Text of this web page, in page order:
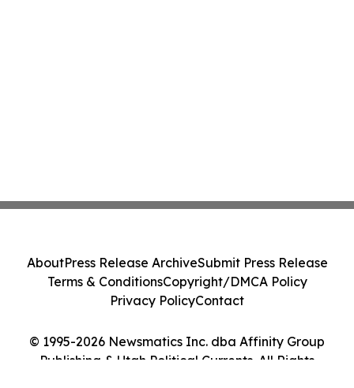
© 1995-2026 Newsmatics Inc. dba Affinity Group
Publishing & Utah Political Currents. All Rights
AboutPress Release ArchiveSubmit Press Release
Terms & ConditionsCopyright/DMCA Policy
Privacy PolicyContact